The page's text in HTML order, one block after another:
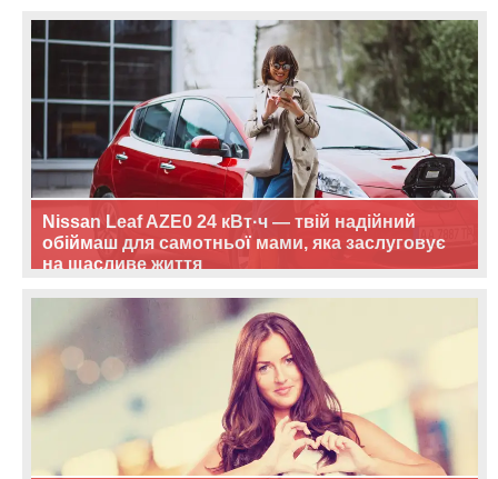
Nissan Leaf AZE0 24 кВт·ч — твій надійний
обіймаш для самотньої мами, яка заслуговує
на щасливе життя